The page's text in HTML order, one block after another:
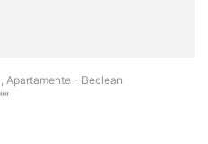
Apartamente - Beclean